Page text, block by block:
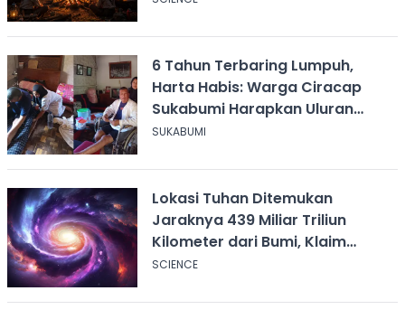
6 Tahun Terbaring Lumpuh,
Harta Habis: Warga Ciracap
Sukabumi Harapkan Uluran
Tangan KDM
SUKABUMI
Lokasi Tuhan Ditemukan
Jaraknya 439 Miliar Triliun
Kilometer dari Bumi, Klaim
Ilmuwan Harvard
SCIENCE